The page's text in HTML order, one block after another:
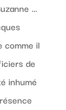
…
comme il
de
inhumé